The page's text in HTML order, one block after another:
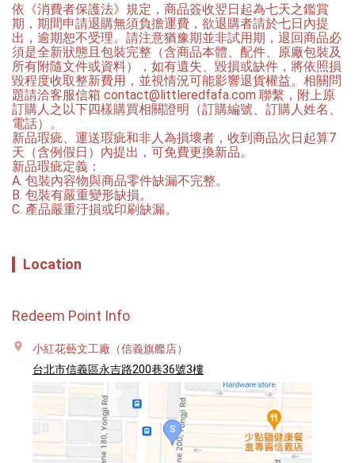
依《消費者保護法》規定，商品簽收翌日起為七天之鑑賞
期，期間申請退購無須負擔運費，欲退購者請於七日內提
出，逾期恕不受理。請注意猶豫期並非試用期，退回商品必
須是全新狀態且包裝完整（含商品本體、配件、原廠包裝及
所有附隨文件或資料），如有遺失、毀損或缺件，將依照損
毀程度收取整新費用，並視情況可能影響退貨權益。相關問
題請洽客服信箱 contact@littleredfafa.com 聯繫，附上原
訂購人之以下四樣購買相關證明（訂購編號、訂購人姓名、
電話）。
新品瑕疵、運送瑕疵和非人為損壞者，收到商品次日起算7
天（含例假日）內提出，可免費更換新品。
新品瑕疵定義：
A. 包裝內容物與商品零件缺漏不完整。
B. 包裝有嚴重變形缺損。
C. 產品嚴重汙損或印刷缺漏。
Location
Redeem Point Info
小紅花藝文工廠（信義旗艦店）
台北市信義區永吉路200巷36號3樓